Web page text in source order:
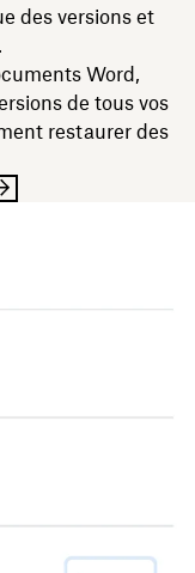
des versions et
Word,
de tous vos
restaurer des